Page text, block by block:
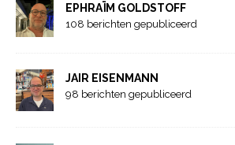
EPHRAÏM GOLDSTOFF
108 berichten gepubliceerd
JAIR EISENMANN
98 berichten gepubliceerd